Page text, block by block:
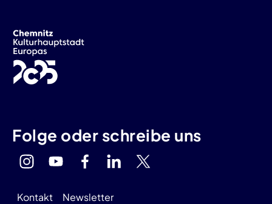
Folge oder schreibe uns
Kontakt Newsletter